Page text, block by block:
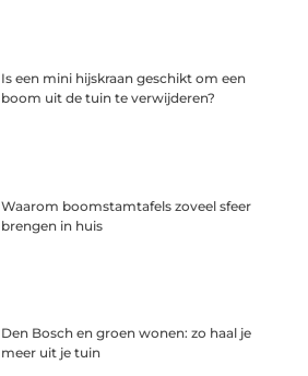
Is een mini hijskraan geschikt om een
boom uit de tuin te verwijderen?
Waarom boomstamtafels zoveel sfeer
brengen in huis
Den Bosch en groen wonen: zo haal je
meer uit je tuin